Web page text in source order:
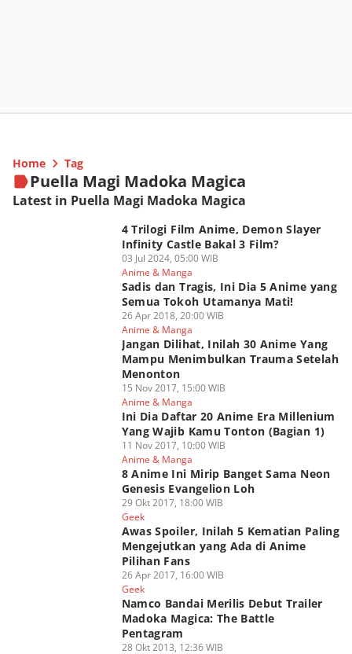
Home Tag
Puella Magi Madoka Magica
Latest in Puella Magi Madoka Magica
4 Trilogi Film Anime, Demon Slayer
Infinity Castle Bakal 3 Film?
03 Jul 2024, 05:00 WIB
Anime & Manga
Sadis dan Tragis, Ini Dia 5 Anime yang
Semua Tokoh Utamanya Mati!
26 Apr 2018, 20:00 WIB
Anime & Manga
Jangan Dilihat, Inilah 30 Anime Yang
Mampu Menimbulkan Trauma Setelah
Menonton
15 Nov 2017, 15:00 WIB
Anime & Manga
Ini Dia Daftar 20 Anime Era Millenium
Yang Wajib Kamu Tonton (Bagian 1)
11 Nov 2017, 10:00 WIB
Anime & Manga
8 Anime Ini Mirip Banget Sama Neon
Genesis Evangelion Loh
29 Okt 2017, 18:00 WIB
Geek
Awas Spoiler, Inilah 5 Kematian Paling
Mengejutkan yang Ada di Anime
Pilihan Fans
26 Apr 2017, 16:00 WIB
Geek
Namco Bandai Merilis Debut Trailer
Madoka Magica: The Battle
Pentagram
28 Okt 2013, 12:36 WIB